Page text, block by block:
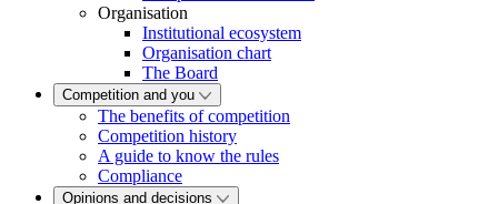
Organisation
Institutional ecosystem
Organisation chart
The Board
Competition and you
The benefits of competition
Competition history
A guide to know the rules
Compliance
Opinions and decisions